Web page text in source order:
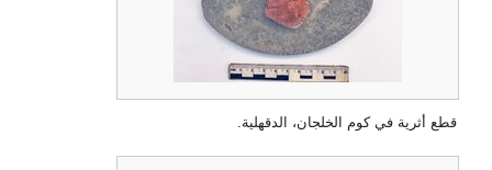
قطع أثرية في كوم الخلجان، الدقهلية.